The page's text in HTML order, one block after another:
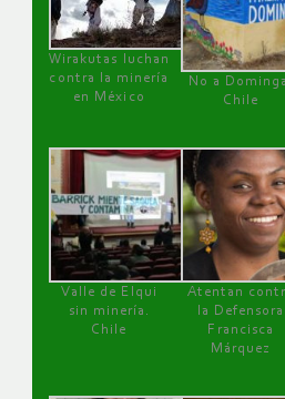
Wirakutas luchan
contra la minería
en México
No a
Chile
Valle de Elqui
sin minería.
Chile
Atentan
la Defensora
Francisca
Márquez